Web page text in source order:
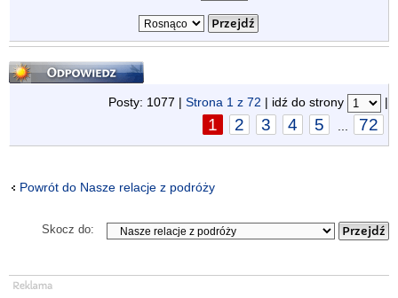
Odpowiedz
Posty: 1077 | Strona 1 z 72 | idź do strony |
1 2 3 4 5 72
Powrót do Nasze relacje z podróży
Skocz do: